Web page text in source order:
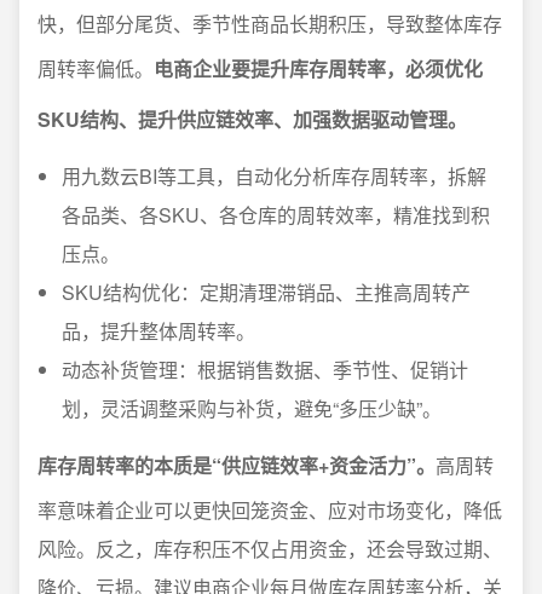
快，但部分尾货、季节性商品长期积压，导致整体库存
周转率偏低。 电商企业要提升库存周转率，必须优化
SKU结构、提升供应链效率、加强数据驱动管理。
用九数云BI等工具，自动化分析库存周转率，拆解
各品类、各SKU、各仓库的周转效率，精准找到积
压点。
SKU结构优化：定期清理滞销品、主推高周转产
品，提升整体周转率。
动态补货管理：根据销售数据、季节性、促销计
划，灵活调整采购与补货，避免“多压少缺”。
库存周转率的本质是“供应链效率+资金活力”。 高周转
率意味着企业可以更快回笼资金、应对市场变化，降低
风险。反之，库存积压不仅占用资金，还会导致过期、
降价、亏损。建议电商企业每月做库存周转率分析，关